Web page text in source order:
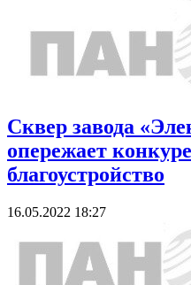
Сквер завода
опережает
благоустройство
16.05.2022 18:27